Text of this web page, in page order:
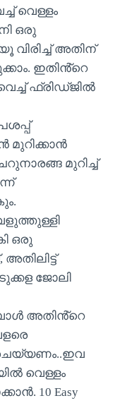
വെള്ളം
ഒരു
വിരിച്ച് അതിന്
ഇതിൻ്റെ
ഫ്രിഡ്ജിൽ
മുറിക്കാൻ
മുറിച്ച്
ഒരു
ജോലി
അതിൻ്റെ
വെള്ളം
10 Easy